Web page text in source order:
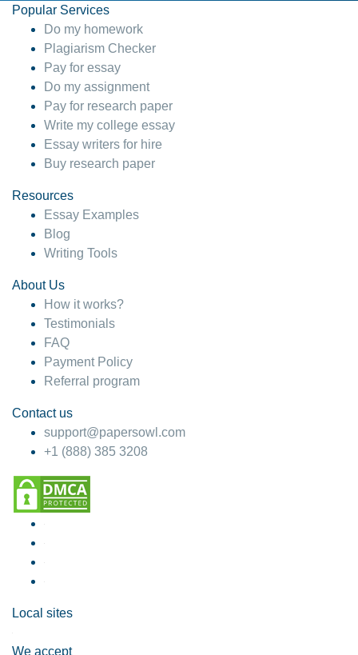
Popular Services
Do my homework
Plagiarism Checker
Pay for essay
Do my assignment
Pay for research paper
Write my college essay
Essay writers for hire
Buy research paper
Resources
Essay Examples
Blog
Writing Tools
About Us
How it works?
Testimonials
FAQ
Payment Policy
Referral program
Contact us
support@papersowl.com
+1 (888) 385 3208
Local sites
We accept